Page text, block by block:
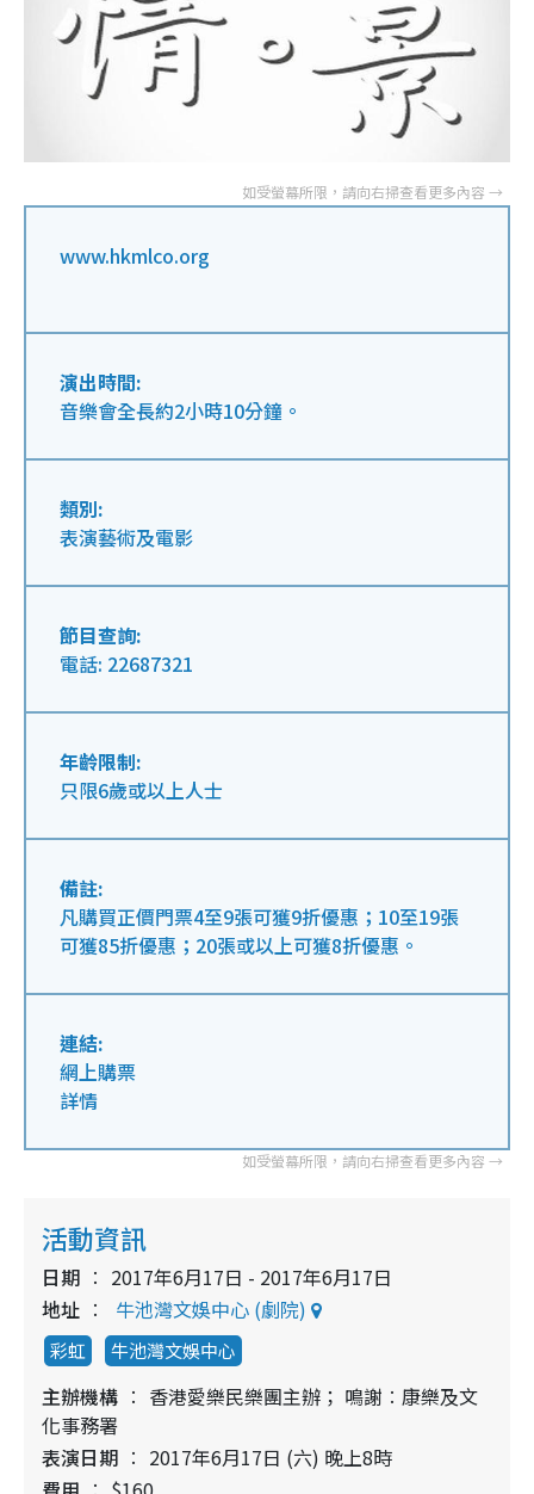
www.hkmlco.org
演出時間:
音樂會全長約2小時10分鐘。
類別:
表演藝術及電影
節目查詢:
電話: 22687321
年齡限制:
只限6歲或以上人士
備註:
凡購買正價門票4至9張可獲9折優惠；10至19張
可獲85折優惠；20張或以上可獲8折優惠。
連結:
網上購票
詳情
活動資訊
日期
2017年6月17日 - 2017年6月17日
地址
牛池灣文娛中心 (劇院)
彩虹 牛池灣文娛中心
主辦機構
香港愛樂民樂團主辦； 鳴謝︰康樂及文
化事務署
表演日期
2017年6月17日 (六) 晚上8時